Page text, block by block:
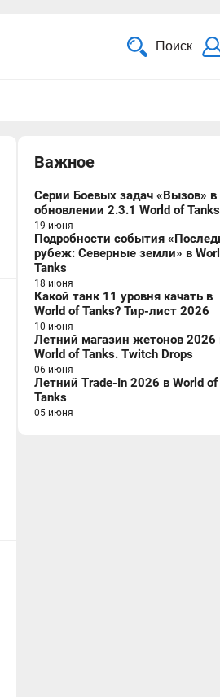
Поиск
Важное
Серии Боевых задач «Вызов» в
обновлении 2.3.1 World of Tanks
19 июня
Подробности события
рубеж: Северные земли» в
Tanks
18 июня
Какой танк 11 уровня качать в
World of Tanks? Тир-лист 2026
10 июня
Летний магазин жетонов 2026
World of Tanks. Twitch Drops
06 июня
Летний Trade-In 2026 в World of
Tanks
05 июня